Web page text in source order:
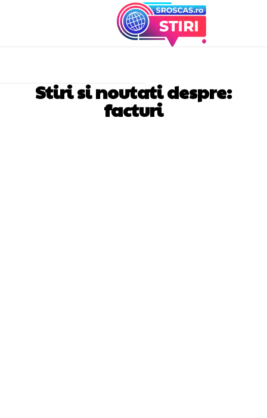
Stiri si noutati despre:
facturi